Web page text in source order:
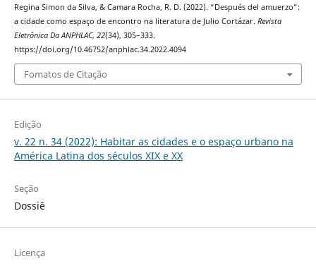
Regina Simon da Silva, & Camara Rocha, R. D. (2022). “Después del amuerzo”:
a cidade como espaço de encontro na literatura de Julio Cortázar. Revista
Eletrônica Da ANPHLAC, 22(34), 305–333.
https://doi.org/10.46752/anphlac.34.2022.4094
Fomatos de Citação
Edição
v. 22 n. 34 (2022): Habitar as cidades e o espaço urbano na
América Latina dos séculos XIX e XX
Seção
Dossiê
Licença